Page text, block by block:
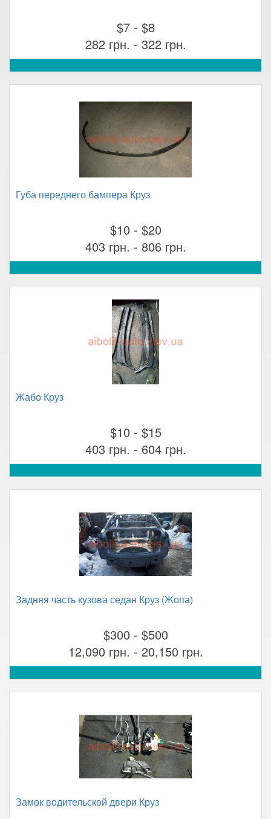
$7 - $8
282 грн. - 322 грн.
Губа переднего бампера Круз
$10 - $20
403 грн. - 806 грн.
Жабо Круз
$10 - $15
403 грн. - 604 грн.
Задняя часть кузова седан Круз (Жопа)
$300 - $500
12,090 грн. - 20,150 грн.
Замок водительской двери Круз